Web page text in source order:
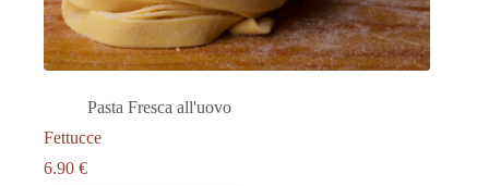
Pasta Fresca all'uovo
Fettucce
6.90 €